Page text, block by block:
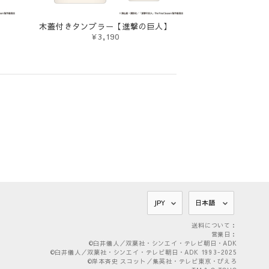
木蓋付きタンブラー【進撃の巨人】
¥3,190
送料について：
営業日：
©臼井儀人／双葉社・シンエイ・テレビ朝日・ADK
©臼井儀人／双葉社・シンエイ・テレビ朝日・ADK 1993-2025
©岸本斉史 スコット／集英社・テレビ東京・ぴえろ